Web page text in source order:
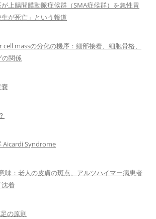
が上腸間膜動脈症候群（SMA症候群）を急性胃
が死亡」という報道
massの分化の機序：細部接着、細胞骨格、
の関係
嚢
Aicardi Syndrome
味：老人の皮膚の斑点、アルツハイマー病患者
着
の原則